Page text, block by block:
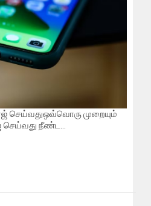
செய்வதுஒவ்வொரு முறையும்
செய்வது நீண்ட...